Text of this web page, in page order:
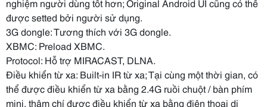
được setted bởi người sử dụng.
3G dongle: Tương thích với 3G dongle.
XBMC: Preload XBMC.
Protocol: Hỗ trợ MIRACAST, DLNA.
Điều khiển từ xa: Built-in IR từ xa; Tại cùng một thời gian, có
thể được điều khiển từ xa bằng 2.4G ruồi chuột / bàn phím
mini, thậm chí được điều khiển từ xa bằng điện thoại di